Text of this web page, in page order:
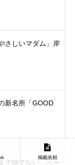
さしいマダム」岸
新名所「GOOD
で待てない」ベー
掲載依頼